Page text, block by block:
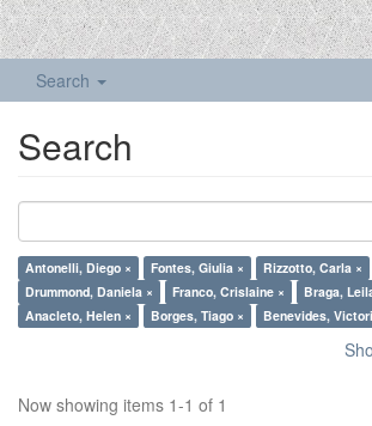
Search
Search
Antonelli, Diego × Fontes, Giulia × Rizzotto, Carla ×
Drummond, Daniela ×
Franco, Crislaine ×
Braga,
Anacleto, Helen ×
Borges, Tiago × Benevides,
Now showing items 1-1 of 1